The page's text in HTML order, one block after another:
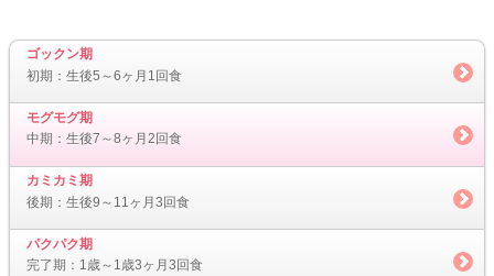
ゴックン期
初期：生後5～6ヶ月1回食
モグモグ期
中期：生後7～8ヶ月2回食
カミカミ期
後期：生後9～11ヶ月3回食
パクパク期
完了期：1歳～1歳3ヶ月3回食